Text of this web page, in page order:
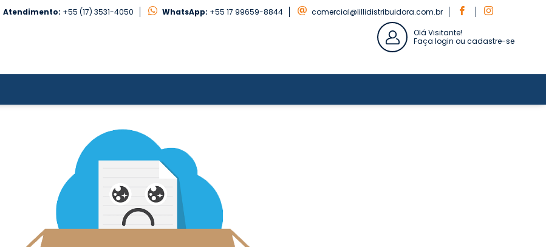
Atendimento: +55 (17) 3531-4050 WhatsApp: +55 17 99659-8844
comercial@lillidistribuidora.com.br
Olá Visitante!
Faça login ou cadastre-se